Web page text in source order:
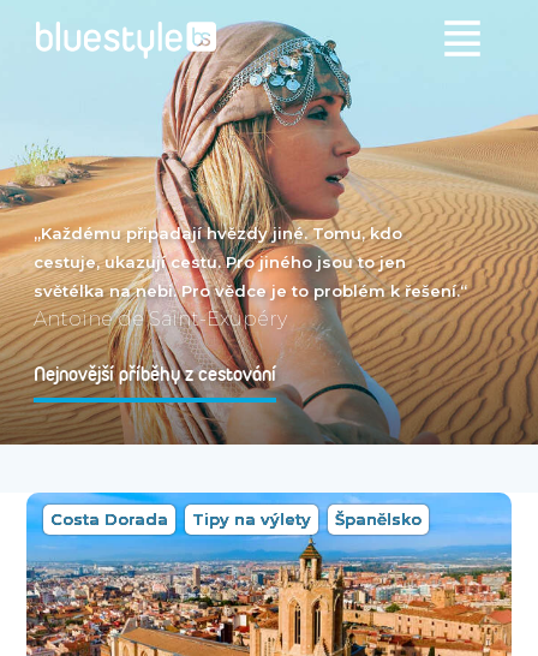
„Každému připadají hvězdy jiné. Tomu, kdo
cestuje, ukazují cestu. Pro jiného jsou to jen
světélka na nebi. Pro vědce je to problém k řešení.“
Antoine de Saint-Exupéry
Nejnovější příběhy z cestování
Costa Dorada Tipy na výlety Španělsko